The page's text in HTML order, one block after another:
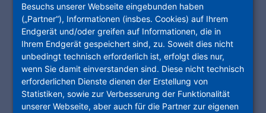
Ausgabe 02/2026
mehr klimafreundlicher wohnen. Klare
Zukunftsroute: Der schnellere Weg zur CO₂-
freien Zukunft.
Jetzt Inhalte entdecken
Besuchs unserer Webseite eingebunden haben
(„Partner“), Informationen (insbes. Cookies) auf Ihrem
Endgerät und/oder greifen auf Informationen, die in
Ihrem Endgerät gespeichert sind, zu. Soweit dies nicht
unbedingt technisch erforderlich ist, erfolgt dies nur,
wenn Sie damit einverstanden sind. Diese nicht technisch
erforderlichen Dienste dienen der Erstellung von
Statistiken, sowie zur Verbesserung der Funktionalität
unserer Webseite, aber auch für die Partner zur eigenen